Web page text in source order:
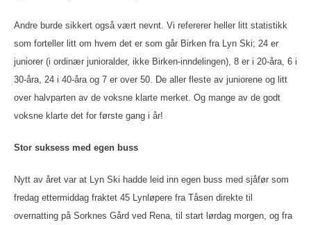
Andre burde sikkert også vært nevnt. Vi refererer heller litt statistikk
som forteller litt om hvem det er som går Birken fra Lyn Ski; 24 er
juniorer (i ordinær junioralder, ikke Birken-inndelingen), 8 er i 20-åra, 6 i
30-åra, 24 i 40-åra og 7 er over 50. De aller fleste av juniorene og litt
over halvparten av de voksne klarte merket. Og mange av de godt
voksne klarte det for første gang i år!
Stor suksess med egen buss
Nytt av året var at Lyn Ski hadde leid inn egen buss med sjåfør som
fredag ettermiddag fraktet 45 Lynløpere fra Tåsen direkte til
overnatting på Sorknes Gård ved Rena, til start lørdag morgen, og fra